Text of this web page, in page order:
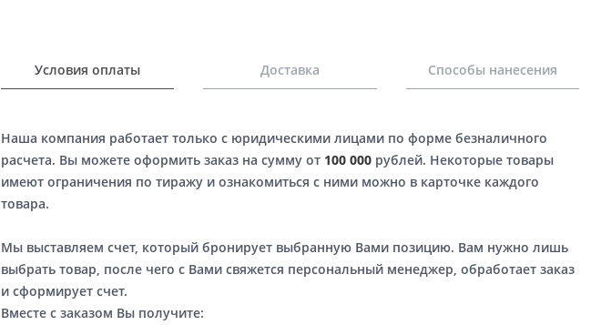
Условия оплаты Доставка Способы нанесения
Наша компания работает только с юридическими лицами по форме безналичного
расчета. Вы можете оформить заказ на сумму от 100 000рублей. Некоторые товары
имеют ограничения по тиражу и ознакомиться с ними можно в карточке каждого
товара.
Мы выставляем счет, который бронирует выбранную Вами позицию. Вам нужно лишь
выбрать товар, после чего с Вами свяжется персональный менеджер, обработает заказ
и сформирует счет.
Вместе с заказом Вы получите: